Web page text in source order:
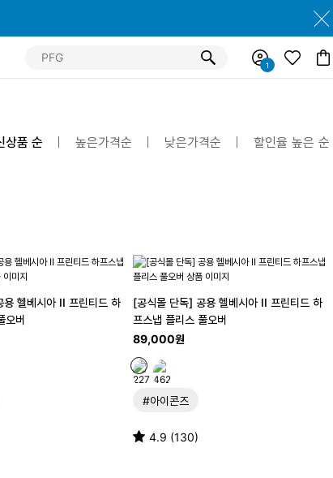
상품 순 높은가격순 낮은가격순 할인율 높은 순
헬베시아 II 프린티드 하
오버
[공식몰 단독] 공용 헬베시아 II 프린티드 하
프스냅 플리스 풀오버
89,000원
#아이콘즈
4.9 (130)